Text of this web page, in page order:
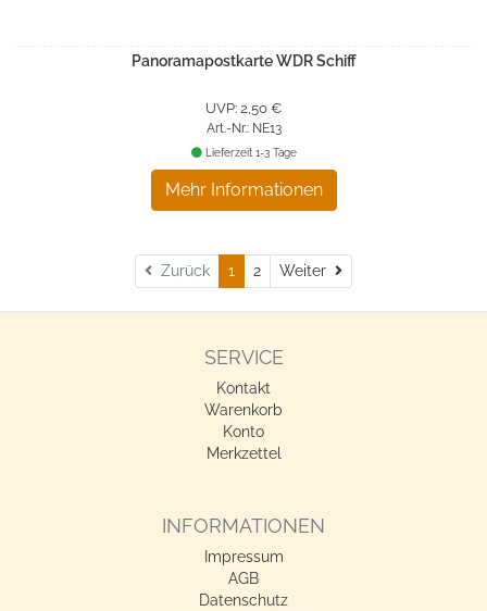
Panoramapostkarte WDR Schiff
UVP: 2,50 €
Art.-Nr.: NE13
Mehr Informationen
Lieferzeit 1-3 Tage
Zurück 1 2 Weiter Weiter
SERVICE
Kontakt
Warenkorb
Konto
Merkzettel
INFORMATIONEN
Impressum
AGB
Datenschutz